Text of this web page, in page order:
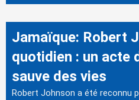
Jamaïque: Robert
quotidien : un acte
sauve des vies
Robert Johnson a été reconnu